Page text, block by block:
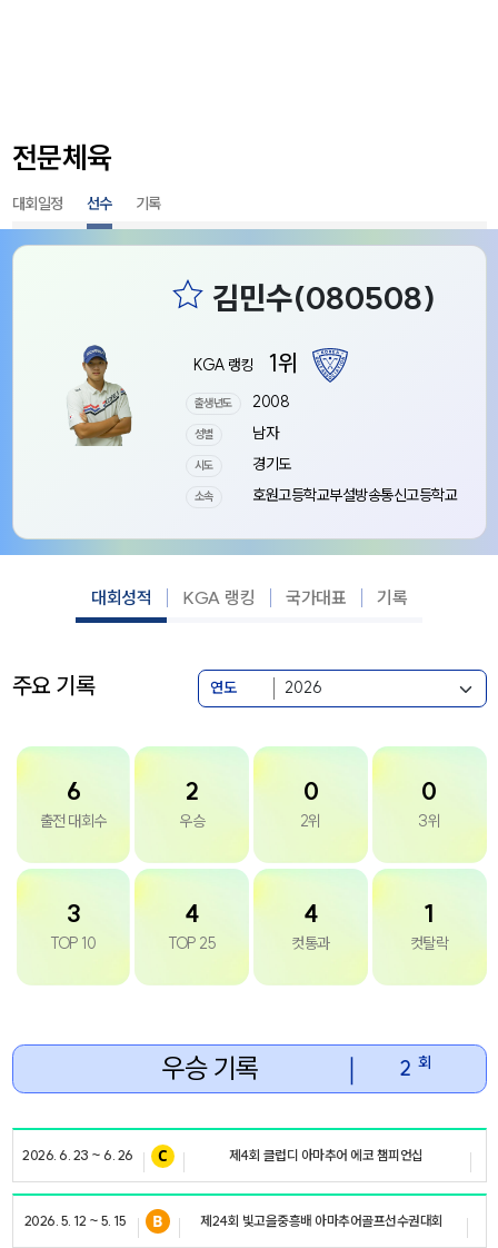
전문체육
대회일정 선수 기록
KGA 랭킹 1위
출생년도 2008
성별 남자
시도 경기도
소속 호원고등학교부설방송통신고등학교
대회성적 KGA 랭킹 국가대표 기록
주요 기록 연도
6
출전 대회수
2
우승
0
2위
0
3위
3
TOP 10
4
TOP 25
4
컷통과
1
컷탈락
우승 기록 ｜ 2 회
2026. 6. 23 ~ 6. 26 제4회 클럽디 아마추어 에코 챔피언십
2026. 5. 12 ~ 5. 15 제24회 빛고을중흥배 아마추어골프선수권대회